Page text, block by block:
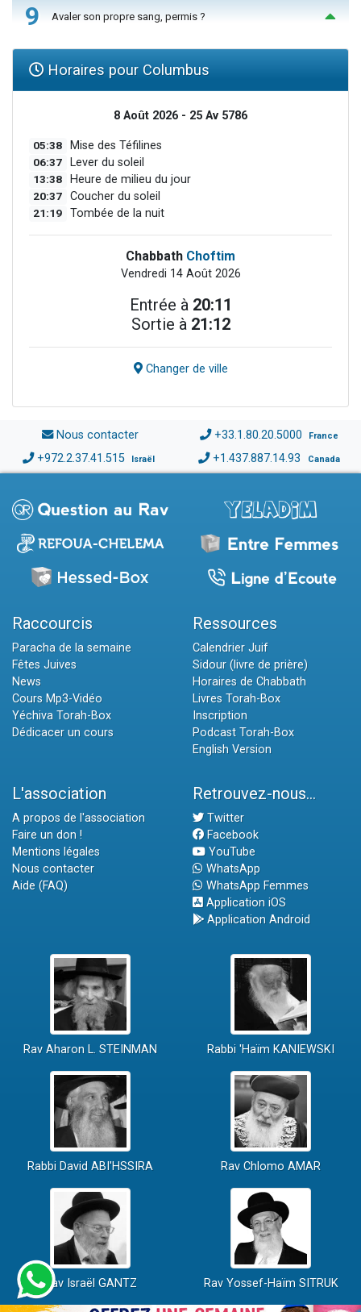
9 Avaler son propre sang, permis ?
Horaires pour Columbus
8 Août 2026 - 25 Av 5786
05:38 Mise des Téfilines
06:37 Lever du soleil
13:38 Heure de milieu du jour
20:37 Coucher du soleil
21:19 Tombée de la nuit
Chabbath Choftim
Vendredi 14 Août 2026
Entrée à 20:11
Sortie à 21:12
Changer de ville
Nous contacter +33.1.80.20.5000 France
+972.2.37.41.515 Israël +1.437.887.14.93 Canada
Raccourcis
Paracha de la semaine
Fêtes Juives
News
Cours Mp3-Vidéo
Yéchiva Torah-Box
Dédicacer un cours
Ressources
Calendrier Juif
Sidour (livre de prière)
Horaires de Chabbath
Livres Torah-Box
Inscription
Podcast Torah-Box
English Version
L'association
A propos de l'association
Faire un don !
Mentions légales
Nous contacter
Aide (FAQ)
Retrouvez-nous...
Twitter
Facebook
YouTube
WhatsApp
WhatsApp Femmes
Application iOS
Application Android
Rav Aharon L. STEINMAN Rabbi 'Haïm KANIEWSKI
Rabbi David ABI'HSSIRA Rav Chlomo AMAR
Rav Israël GANTZ Rav Yossef-Haïm SITRUK